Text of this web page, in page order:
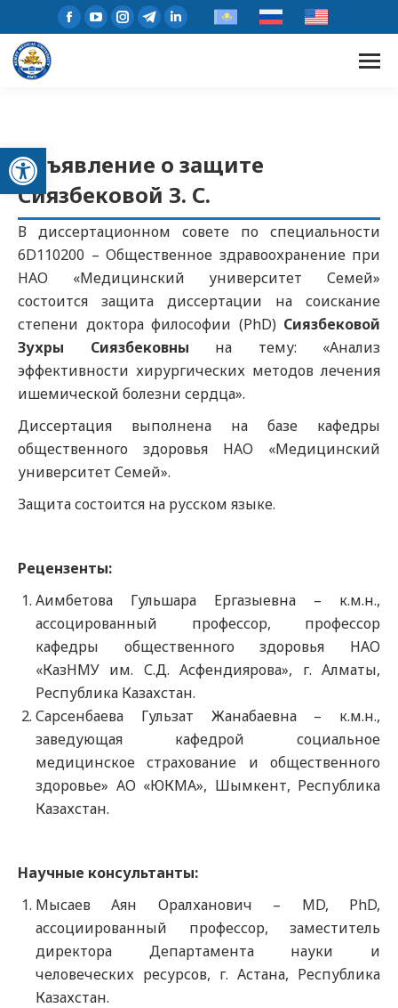
Открыть панель инструментов
Объявление о защите
Сиязбековой З. С.
В диссертационном совете по специальности
6D110200 – Общественное здравоохранение при
НАО «Медицинский университет Семей»
состоится защита диссертации на соискание
степени доктора философии (PhD) Сиязбековой
Зухры Сиязбековны на тему: «Анализ
эффективности хирургических методов лечения
ишемической болезни сердца».
Диссертация выполнена на базе кафедры
общественного здоровья НАО «Медицинский
университет Семей».
Защита состоится на русском языке.
Рецензенты:
Аимбетова Гульшара Ергазыевна – к.м.н.,
ассоцированный профессор, профессор
кафедры общественного здоровья НАО
«КазНМУ им. С.Д. Асфендиярова», г. Алматы,
Республика Казахстан.
Сарсенбаева Гульзат Жанабаевна – к.м.н.,
заведующая кафедрой социальное
медицинское страхование и общественного
здоровье» АО «ЮКМА», Шымкент, Республика
Казахстан.
Научные консультанты:
Мысаев Аян Оралханович – MD, PhD,
ассоциированный профессор, заместитель
директора Департамента науки и
человеческих ресурсов, г. Астана, Республика
Казахстан.